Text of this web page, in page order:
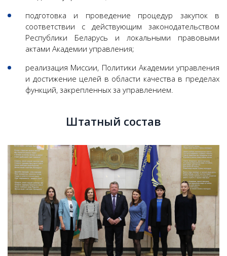
подготовка и проведение процедур закупок в
соответствии с действующим законодательством
Республики Беларусь и локальными правовыми
актами Академии управления;
реализация Миссии, Политики Академии управления
и достижение целей в области качества в пределах
функций, закрепленных за управлением.
Штатный состав